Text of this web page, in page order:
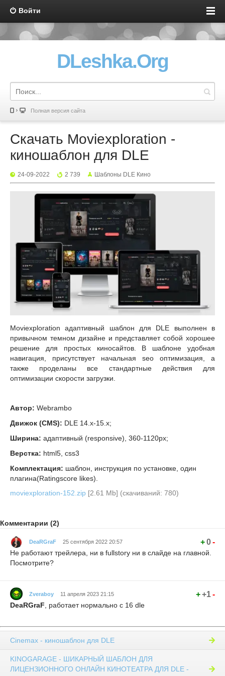
Войти
DLeshka.Org
Полная версия сайта
Скачать Moviexploration -
киношаблон для DLE
24-09-2022 2 739 Шаблоны DLE Кино
Moviexploration адаптивный шаблон для DLE выполнен в
привычном темном дизайне и представляет собой хорошее
решение для простых киносайтов. В шаблоне удобная
навигация, присутствует начальная seo оптимизация, а
также проделаны все стандартные действия для
оптимизации скорости загрузки.
Автор: Webrambo
Движок (CMS): DLE 14.x-15.x;
Ширина: адаптивный (responsive), 360-1120px;
Верстка: html5, css3
Комплектация: шаблон, инструкция по установке, один
плагина(Ratingscore likes).
moviexploration-152.zip [2.61 Mb] (cкачиваний: 780)
Комментарии (2)
DeaRGraF 25 сентября 2022 20:57 +0-
Не работают трейлера, ни в fullstory ни в слайде на главной.
Посмотрите?
Zveraboy 11 апреля 2023 21:15 ++1-
DeaRGraF, работает нормально с 16 dle
Cinemax - киношаблон для DLE
KINOGARAGE - ШИКАРНЫЙ ШАБЛОН ДЛЯ
ЛИЦЕНЗИОННОГО ОНЛАЙН КИНОТЕАТРА ДЛЯ DLE -